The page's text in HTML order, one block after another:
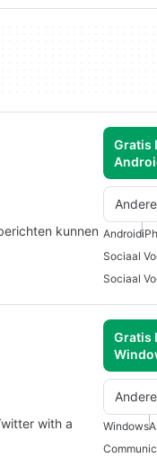
Gratis
kunnen Android
Sociaal
Sociaal
Gratis
with a
Windows